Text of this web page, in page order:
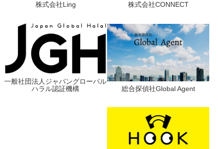
株式会社Ling 株式会社CONNECT
一般社団法人ジャパングローバル
ハラル認証機構
総合探偵社Global Agent